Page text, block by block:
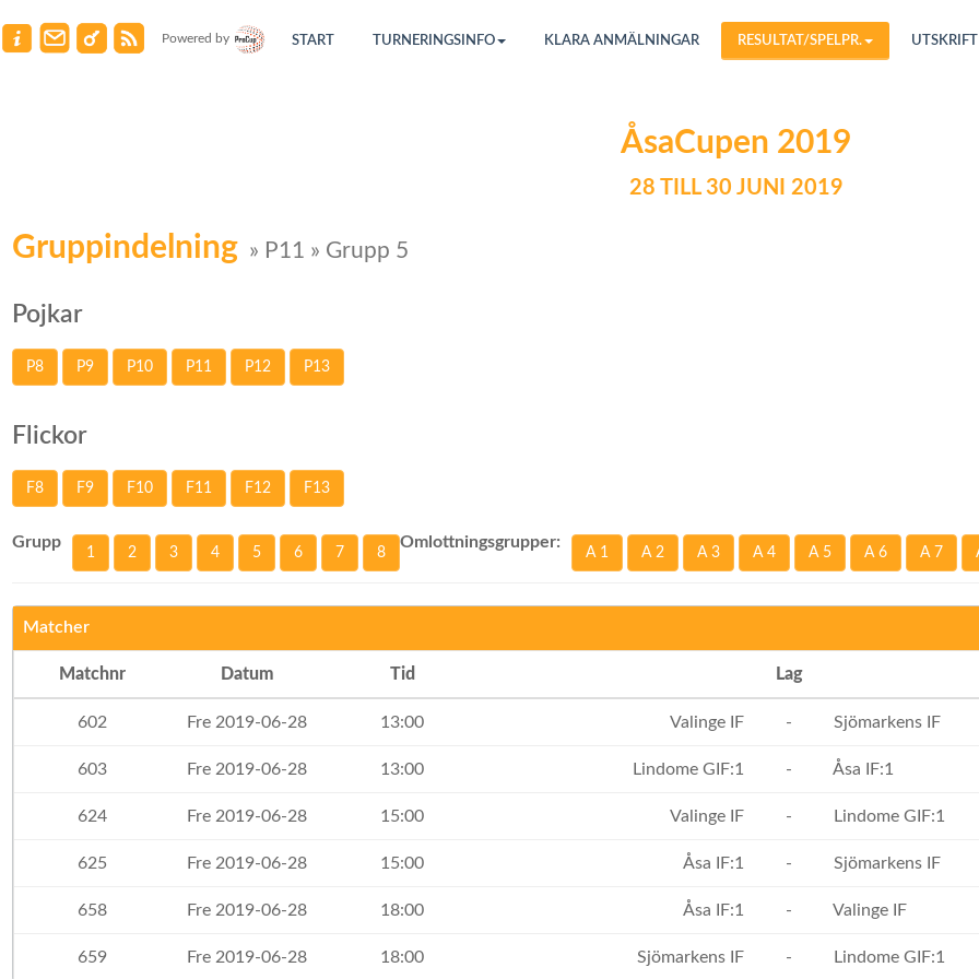
Powered by START TURNERINGSINFO KLARA ANMÄLNINGAR RESULTAT/SPELPR.
ÅsaCupen 2019
28 TILL 30 JUNI 2019
Gruppindelning » P11 » Grupp 5
Pojkar
P8 P9 P10 P11 P12 P13
Flickor
F8 F9 F10 F11 F12 F13
Grupp
1 2 3 4 5 6 7 8
Omlottningsgrupper:
A 1 A 2 A 3 A 4 A 5 A 6 A 7
Matcher
Matchnr Datum Tid Lag
602 Fre 2019-06-28 13:00 Valinge IF - Sjömarkens IF
603 Fre 2019-06-28 13:00 Lindome GIF:1 - Åsa IF:1
624 Fre 2019-06-28 15:00 Valinge IF - Lindome GIF:1
625 Fre 2019-06-28 15:00 Åsa IF:1 - Sjömarkens IF
658 Fre 2019-06-28 18:00 Åsa IF:1 - Valinge IF
659 Fre 2019-06-28 18:00 Sjömarkens IF - Lindome GIF:1